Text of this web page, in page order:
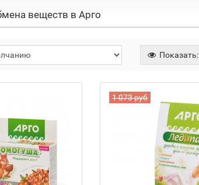
веществ в Арго
Показать:
1 073 руб